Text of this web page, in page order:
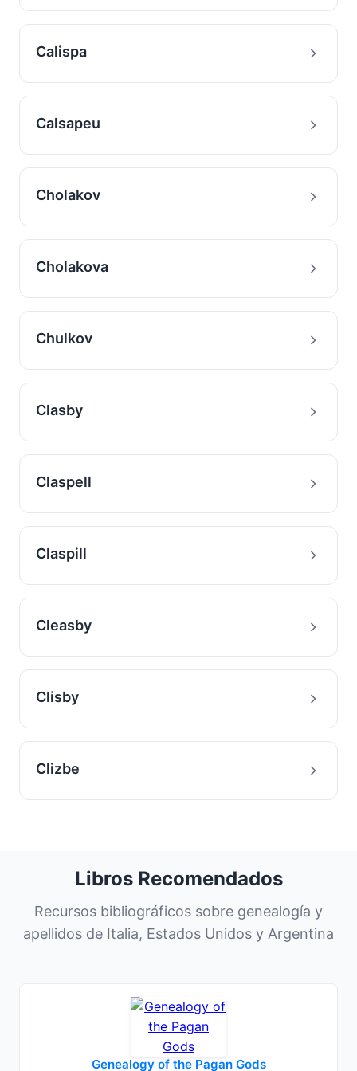
Calispa
Calsapeu
Cholakov
Cholakova
Chulkov
Clasby
Claspell
Claspill
Cleasby
Clisby
Clizbe
Libros Recomendados
Recursos bibliográficos sobre genealogía y
apellidos de Italia, Estados Unidos y Argentina
Genealogy of the Pagan Gods